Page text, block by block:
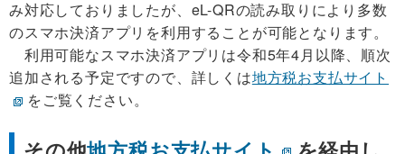
み対応しておりましたが、eL-QRの読み取りにより多数
のスマホ決済アプリを利用することが可能となります。
利用可能なスマホ決済アプリは令和5年4月以降、順次
追加される予定ですので、詳しくは地方税お支払サイト
をご覧ください。